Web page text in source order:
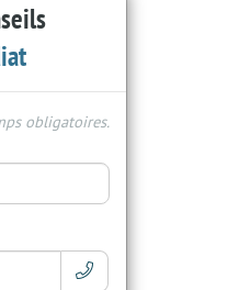
obligatoires.